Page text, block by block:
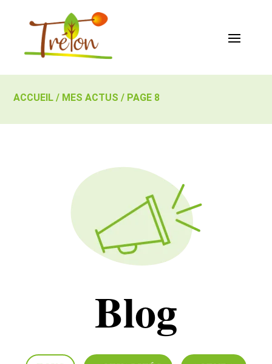
ACCUEIL / MES ACTUS / PAGE 8
Blog